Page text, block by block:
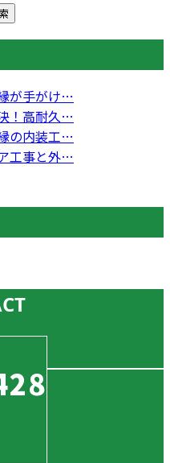
が手がけ…
！高耐久…
の内装工…
工事と外…